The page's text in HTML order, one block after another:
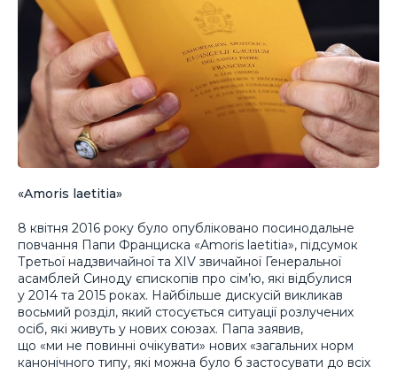
«Amoris laetitia»
8 квітня 2016 року було опубліковано посинодальне
повчання Папи Франциска «Amoris laetitia», підсумок
Третьої надзвичайної та XIV звичайної Генеральної
асамблей Синоду єпископів про сім’ю, які відбулися
у 2014 та 2015 роках. Найбільше дискусій викликав
восьмий розділ, який стосується ситуації розлучених
осіб, які живуть у нових союзах. Папа заявив,
що «ми не повинні очікувати» нових «загальних норм
канонічного типу, які можна було б застосувати до всіх